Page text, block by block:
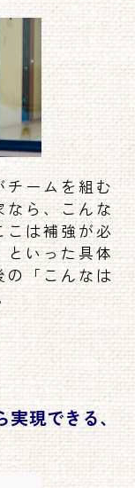
ームを組む
なら、こんな
こは補強が必
といった具体
の「こんなは
実現できる、